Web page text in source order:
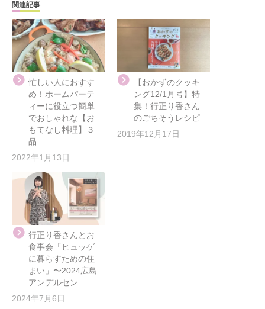
関連記事
忙しい人におすす
め！ホームパーテ
ィーに役立つ簡単
でおしゃれな【お
もてなし料理】３
品
2022年1月13日
【おかずのクッキ
ング12/1月号】特
集！行正り香さん
のごちそうレシピ
2019年12月17日
行正り香さんとお
食事会「ヒュッゲ
に暮らすための住
まい」〜2024広島
アンデルセン
2024年7月6日